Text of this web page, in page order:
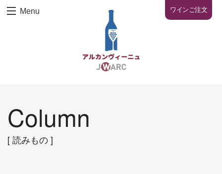
Menu ワインご注文
Column
[ 読みもの ]